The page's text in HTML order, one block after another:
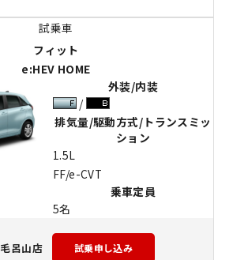
外装/内装
フィット
e:HEV HOME
排気量/駆動方式/トランスミッ
ション
1.5L
FF/e-CVT
乗車定員
5名
毛呂山店